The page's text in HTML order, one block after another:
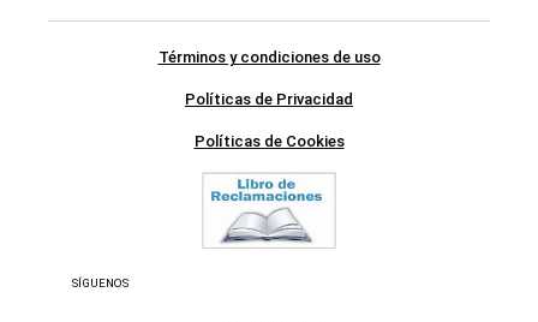
Términos y condiciones de uso
Políticas de Privacidad
Políticas de Cookies
SÍGUENOS